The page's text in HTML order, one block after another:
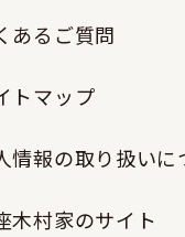
あるご質問
トマップ
情報の取り扱いに
木村家のサイト